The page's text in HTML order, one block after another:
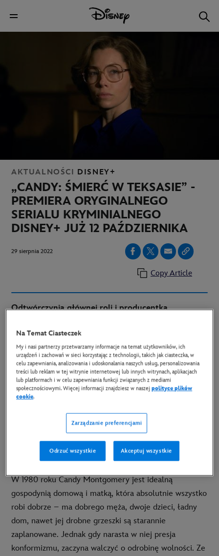
AKTUALNOŚCI DISNEY+
„CANDY: ŚMIERĆ W TEKSASIE” -
PREMIERA ORYGINALNEGO
SERIALU KRYMINIALNEGO
DISNEY+ JUŻ 12 PAŹDZIERNIKA
29 sierpnia 2022
Copy Article
Odtwórczynią głównej roli i producentką
opartej na prawdziwych wydarzeniach
Disney+ ogłosił, że oryginalny pięcioodcinkowy serial true-
crime „Candy: Śmierć w Teksasie”, z Jessicą Biel w roli
głównej oraz jako producentką wykonawczą, będzie
dostępny na platformie w Polsce już 12 października. W
dniu premiery udostępnione zostaną wszystkie odcinki
W 1980 roku Candy Montgomery jest idealną
gospodynią domową i matką, która absolutnie wszystko
robi dobrze – ma dobrego męża, dwoje dzieci, ładny
dom, nawet jej drobne grzeszki są starannie
zaplanowane. Jednak gdy narasta w niej presja
konformizmu, zaczyna walczyć o odrobinę wolności. Ze
Na Temat Ciasteczek
My i nasi partnerzy przetwarzamy informacje na temat użytkowników, ich
urządzeń i zachowań w sieci korzystając z technologii, takich jak ciasteczka, w
celu zapewniania, analizowania i udoskonalania naszych usług, personalizowania
treści lub reklam w tej witrynie internetowej lub innych witrynach, aplikacjach
lub platformach i w celu zapewniania funkcji związanych z mediami
społecznościowymi. Więcej informacji znajdziesz w naszejpolityce plików
cookie.
Zarządzanie preferencjami
Odrzuć wszystkie Akceptuj wszystkie